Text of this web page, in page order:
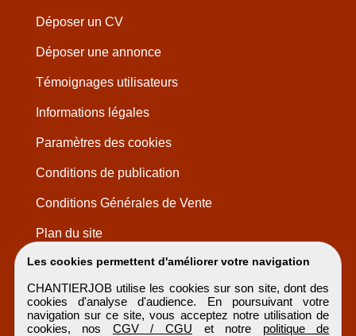
Les cookies permettent d'améliorer votre navigation
CHANTIERJOB utilise les cookies sur son site, dont des
cookies d'analyse d'audience. En poursuivant votre
navigation sur ce site, vous acceptez notre utilisation de
cookies, nos CGV / CGU et notre politique de
Déposer un CV
Déposer une annonce
Témoignages utilisateurs
Informations légales
Paramètres des cookies
Conditions de publication
Conditions Générales de Vente
Plan du site